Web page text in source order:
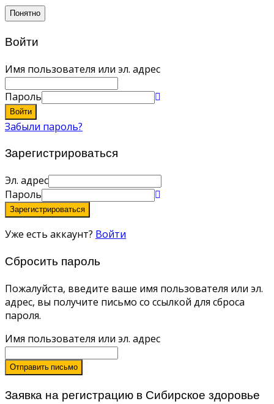
Понятно
Войти
Имя пользователя или эл. адрес
Пароль
Войти
Забыли пароль?
Зарегистрироваться
Эл. адрес
Пароль
Зарегистрироваться
Уже есть аккаунт? Войти
Сбросить пароль
Пожалуйста, введите ваше имя пользователя или эл.
адрес, вы получите письмо со ссылкой для сброса
пароля.
Имя пользователя или эл. адрес
Отправить письмо
Заявка на регистрацию в Сибирское здоровье